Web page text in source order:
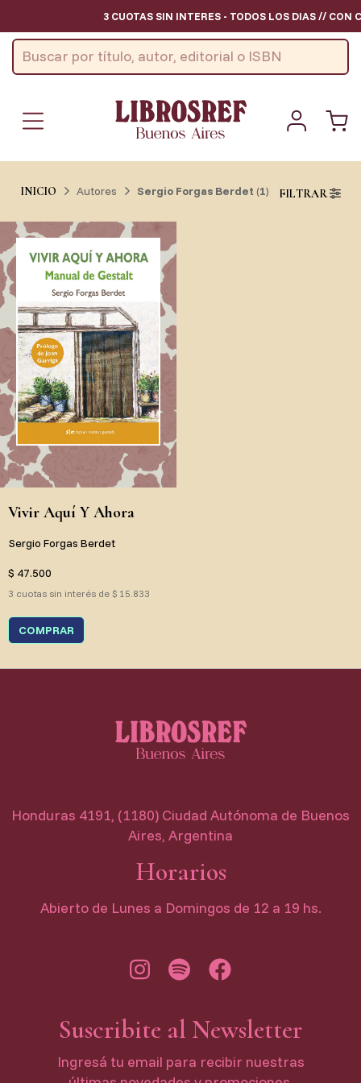
3 CUOTAS SIN INTERES - TODOS LOS DIAS // CON
FILTRAR
INICIO Autores Sergio Forgas Berdet (1)
Vivir Aquí Y Ahora
Sergio Forgas Berdet
$ 47.500
3 cuotas sin interés de $ 15.833
COMPRAR
Honduras 4191, (1180) Ciudad Autónoma de Buenos
Aires, Argentina
Horarios
Abierto de Lunes a Domingos de 12 a 19 hs.
Suscribite al Newsletter
Ingresá tu email para recibir nuestras